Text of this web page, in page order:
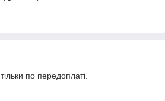
по передоплаті.